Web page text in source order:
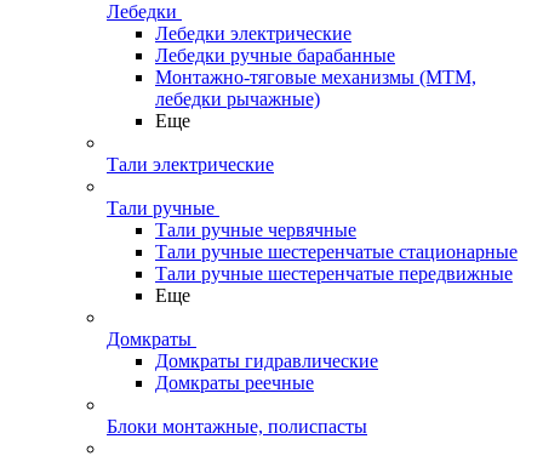
Лебедки
Лебедки электрические
Лебедки ручные барабанные
Монтажно-тяговые механизмы (МТМ,
лебедки рычажные)
Еще
Тали электрические
Тали ручные
Тали ручные червячные
Тали ручные шестеренчатые стационарные
Тали ручные шестеренчатые передвижные
Еще
Домкраты
Домкраты гидравлические
Домкраты реечные
Блоки монтажные, полиспасты